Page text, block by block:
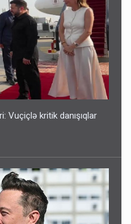
hüquq və vəzifələr verilib
Vuçiçlə kritik danışıqlar